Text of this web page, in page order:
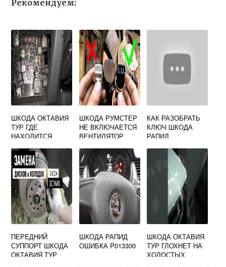
Рекомендуем:
ШКОДА ОКТАВИЯ
ТУР ГДЕ
НАХОДИТСЯ
ШКОДА РУМСТЕР
НЕ ВКЛЮЧАЕТСЯ
ВЕНТИЛЯТОР
КАК РАЗОБРАТЬ
КЛЮЧ ШКОДА
РАПИД
ПЕРЕДНИЙ
СУППОРТ ШКОДА
ОКТАВИЯ ТУР
ШКОДА РАПИД
ОШИБКА P013300
ШКОДА ОКТАВИЯ
ТУР ГЛОХНЕТ НА
ХОЛОСТЫХ